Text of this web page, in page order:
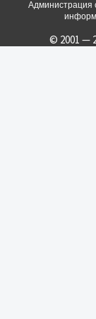
Администрация
© 2001 —